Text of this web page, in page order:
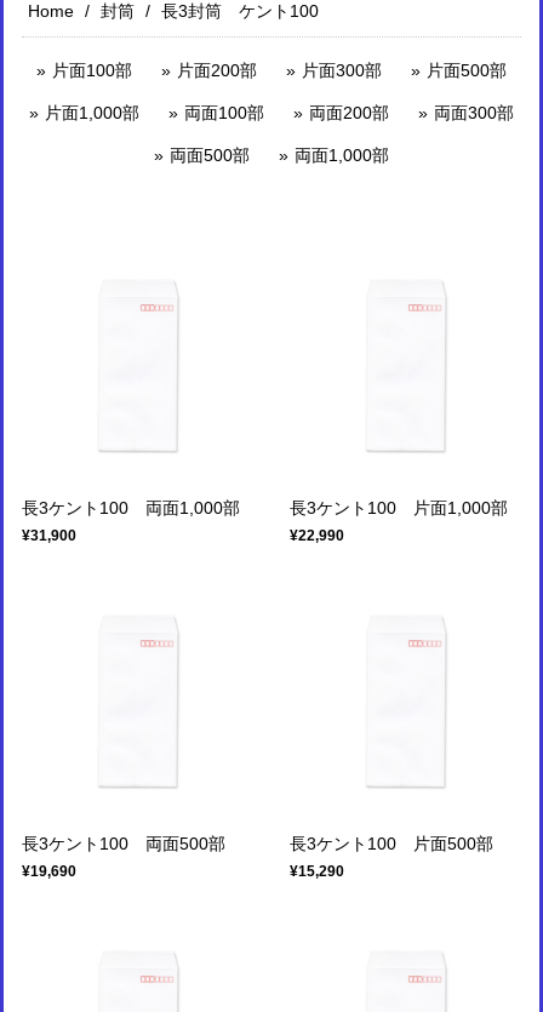
Home 封筒 長3封筒 ケント100
片面100部 片面200部 片面300部 片面500部
片面1,000部 両面100部 両面200部 両面300部
両面500部 両面1,000部
長3ケント100 両面1,000部
¥31,900
長3ケント100 片面1,000部
¥22,990
長3ケント100 両面500部
¥19,690
長3ケント100 片面500部
¥15,290